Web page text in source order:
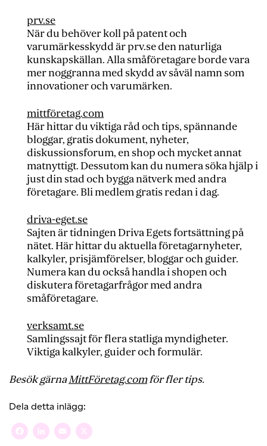
prv.se
När du behöver koll på patent och
varumärkesskydd är prv.se den naturliga
kunskapskällan. Alla småföretagare borde vara
mer noggranna med skydd av såväl namn som
innovationer och varumärken.
mittföretag.com
Här hittar du viktiga råd och tips, spännande
bloggar, gratis dokument, nyheter,
diskussionsforum, en shop och mycket annat
matnyttigt. Dessutom kan du numera söka hjälp i
just din stad och bygga nätverk med andra
företagare. Bli medlem gratis redan i dag.
driva-eget.se
Sajten är tidningen Driva Egets fortsättning på
nätet. Här hittar du aktuella företagarnyheter,
kalkyler, prisjämförelser, bloggar och guider.
Numera kan du också handla i shopen och
diskutera företagarfrågor med andra
småföretagare.
verksamt.se
Samlingssajt för flera statliga myndigheter.
Viktiga kalkyler, guider och formulär.
Besök gärnaMittFöretag.comför fler tips.
Dela detta inlägg:
Facebook
LinkedIn
Email